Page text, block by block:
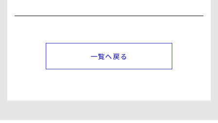
一覧へ戻る